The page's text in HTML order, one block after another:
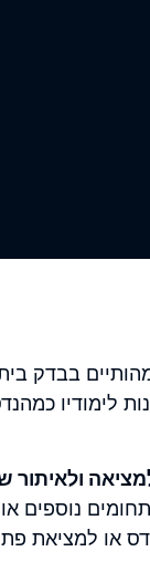
מהותיים בבדק
לימודיו
ולאיתור
נוספים
או למציאת